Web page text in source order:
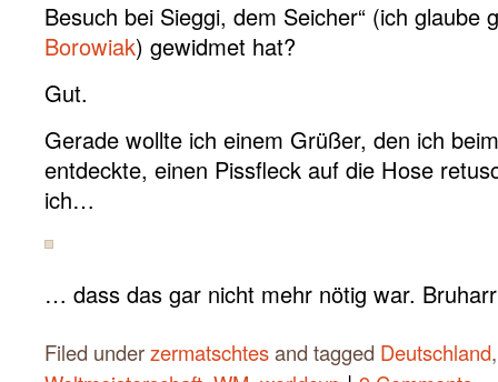
Besuch bei Sieggi, dem Seicher“ (ich glaube
Borowiak) gewidmet hat?
Gut.
Gerade wollte ich einem Grüßer, den ich
entdeckte, einen Pissfleck auf die Hose
ich…
… dass das gar nicht mehr nötig war.
Filed underzermatschtesand tagged Deutschland